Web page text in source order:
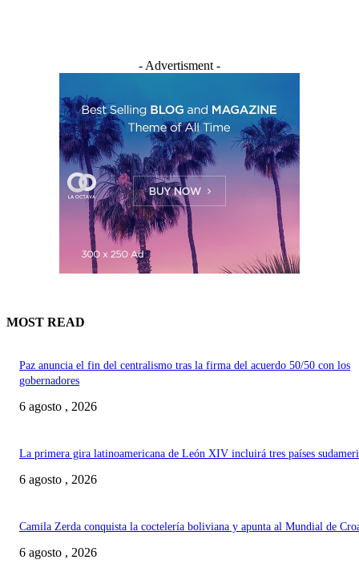
- Advertisment -
MOST READ
Paz anuncia el fin del centralismo tras la firma del acuerdo 50/50 con los
gobernadores
6 agosto , 2026
La primera gira latinoamericana de León XIV incluirá tres países
6 agosto , 2026
Camila Zerda conquista la coctelería boliviana y apunta al Mundial de
6 agosto , 2026